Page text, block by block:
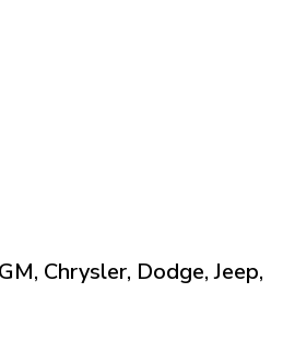
Chrysler, Dodge, Jeep,